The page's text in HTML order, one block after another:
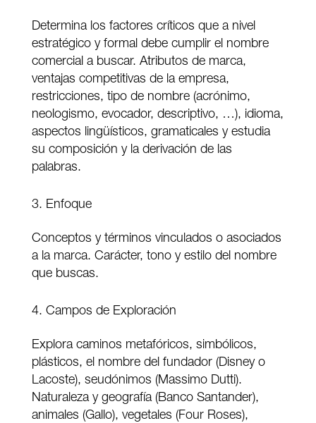
Determina los factores críticos que a nivel
estratégico y formal debe cumplir el nombre
comercial a buscar. Atributos de marca,
ventajas competitivas de la empresa,
restricciones, tipo de nombre (acrónimo,
neologismo, evocador, descriptivo, …), idioma,
aspectos lingüísticos, gramaticales y estudia
su composición y la derivación de las
palabras.
Enfoque
Conceptos y términos vinculados o asociados
a la marca. Carácter, tono y estilo del nombre
que buscas.
Campos de Exploración
Explora caminos metafóricos, simbólicos,
plásticos, el nombre del fundador (Disney o
Lacoste), seudónimos (Massimo Dutti).
Naturaleza y geografía (Banco Santander),
animales (Gallo), vegetales (Four Roses),